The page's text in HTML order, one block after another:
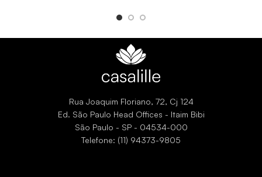
Rua Joaquim Floriano, 72, Cj 124
Ed. São Paulo Head Offices - Itaim Bibi
São Paulo - SP - 04534-000
Telefone: (11) 94373-9805